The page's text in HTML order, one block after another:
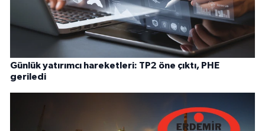
Günlük yatırımcı hareketleri: TP2 öne çıktı, PHE
geriledi